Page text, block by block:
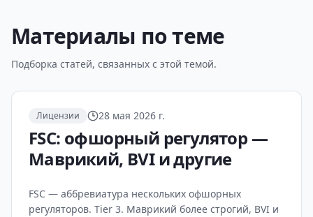
Материалы по теме
Подборка статей, связанных с этой темой.
Лицензии 28 мая 2026 г.
FSC: офшорный регулятор —
Маврикий, BVI и другие
FSC — аббревиатура нескольких офшорных
регуляторов. Tier 3. Маврикий более строгий, BVI и